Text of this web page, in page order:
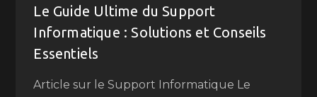
Le Guide Ultime du Support
Informatique : Solutions et Conseils
Essentiels
Article sur le Support Informatique Le